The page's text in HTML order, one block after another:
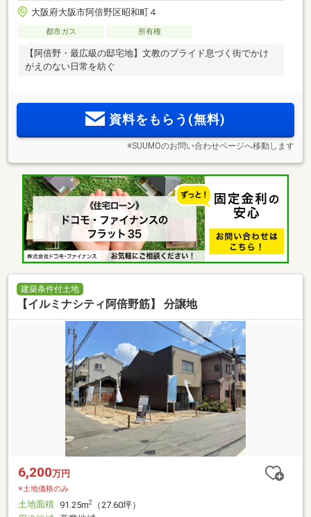
大阪府大阪市阿倍野区昭和町４
都市ガス 所有権
【阿倍野・最広級の邸宅地】文教のプライド息づく街でかけ
がえのない日常を紡ぐ
資料をもらう(無料)
※SUUMOのお問い合わせページへ移動します
建築条件付土地
【イルミナシティ阿倍野筋】 分譲地
6,200万円
※土地価格のみ
土地面積 91.25m2
（27.60坪）